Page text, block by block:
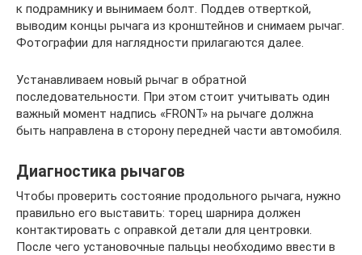
к подрамнику и вынимаем болт. Поддев отверткой,
выводим концы рычага из кронштейнов и снимаем рычаг.
Фотографии для наглядности прилагаются далее.
Устанавливаем новый рычаг в обратной
последовательности. При этом стоит учитывать один
важный момент надпись «FRONT» на рычаге должна
быть направлена в сторону передней части автомобиля.
Диагностика рычагов
Чтобы проверить состояние продольного рычага, нужно
правильно его выставить: торец шарнира должен
контактировать с оправкой детали для центровки.
После чего установочные пальцы необходимо ввести в